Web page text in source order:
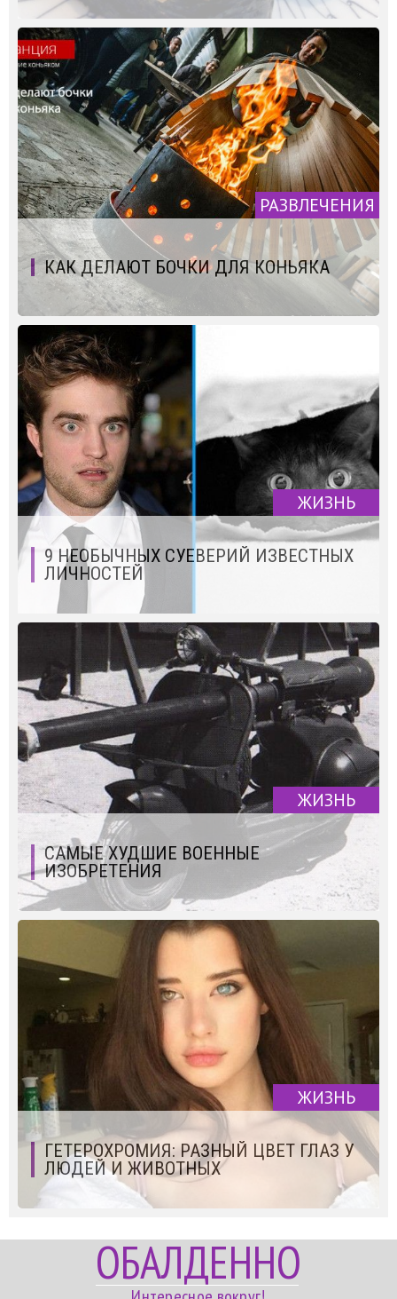
РАЗВЛЕЧЕНИЯ
КАК ДЕЛАЮТ БОЧКИ ДЛЯ КОНЬЯКА
ЖИЗНЬ
9 НЕОБЫЧНЫХ СУЕВЕРИЙ ИЗВЕСТНЫХ
ЛИЧНОСТЕЙ
ЖИЗНЬ
САМЫЕ ХУДШИЕ ВОЕННЫЕ
ИЗОБРЕТЕНИЯ
ЖИЗНЬ
ГЕТЕРОХРОМИЯ: РАЗНЫЙ ЦВЕТ ГЛАЗ У
ЛЮДЕЙ И ЖИВОТНЫХ
ОБАЛДЕННО